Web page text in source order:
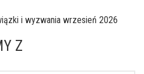
i wyzwania wrzesień 2026
Z